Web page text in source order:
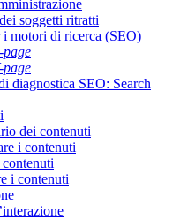
soggetti ritratti
motori di ricerca (SEO)
page
page
diagnostica SEO: Search
dei contenuti
i contenuti
i contenuti